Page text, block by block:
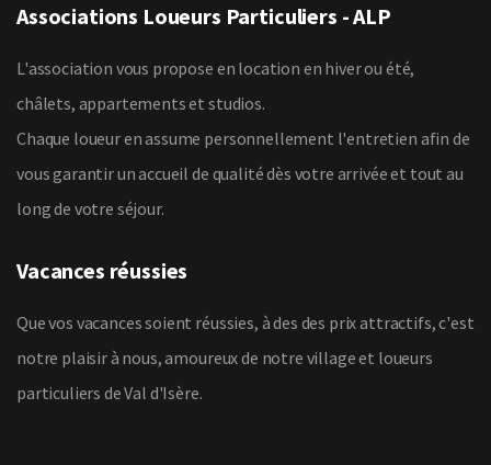
Associations Loueurs Particuliers - ALP
L'association vous propose en location en hiver ou été,
châlets, appartements et studios.
Chaque loueur en assume personnellement l'entretien afin de
vous garantir un accueil de qualité dès votre arrivée et tout au
long de votre séjour.
Vacances réussies
Que vos vacances soient réussies, à des des prix attractifs, c'est
notre plaisir à nous, amoureux de notre village et loueurs
particuliers de Val d'Isère.